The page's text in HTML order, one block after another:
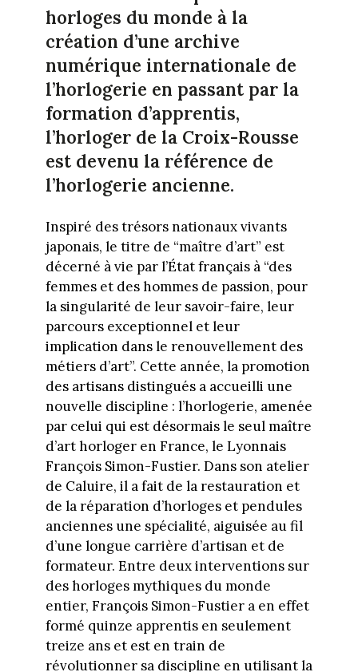
horloges du monde à la
création d’une archive
numérique internationale de
l’horlogerie en passant par la
formation d’apprentis,
l’horloger de la Croix-Rousse
est devenu la référence de
l’horlogerie ancienne.
Inspiré des trésors nationaux vivants
japonais, le titre de “maître d’art” est
décerné à vie par l’État français à “des
femmes et des hommes de passion, pour
la singularité de leur savoir-faire, leur
parcours exceptionnel et leur
implication dans le renouvellement des
métiers d’art”. Cette année, la promotion
des artisans distingués a accueilli une
nouvelle discipline : l’horlogerie, amenée
par celui qui est désormais le seul maître
d’art horloger en France, le Lyonnais
François Simon-Fustier. Dans son atelier
de Caluire, il a fait de la restauration et
de la réparation d’horloges et pendules
anciennes une spécialité, aiguisée au fil
d’une longue carrière d’artisan et de
formateur. Entre deux interventions sur
des horloges mythiques du monde
entier, François Simon-Fustier a en effet
formé quinze apprentis en seulement
treize ans et est en train de
révolutionner sa discipline en utilisant la